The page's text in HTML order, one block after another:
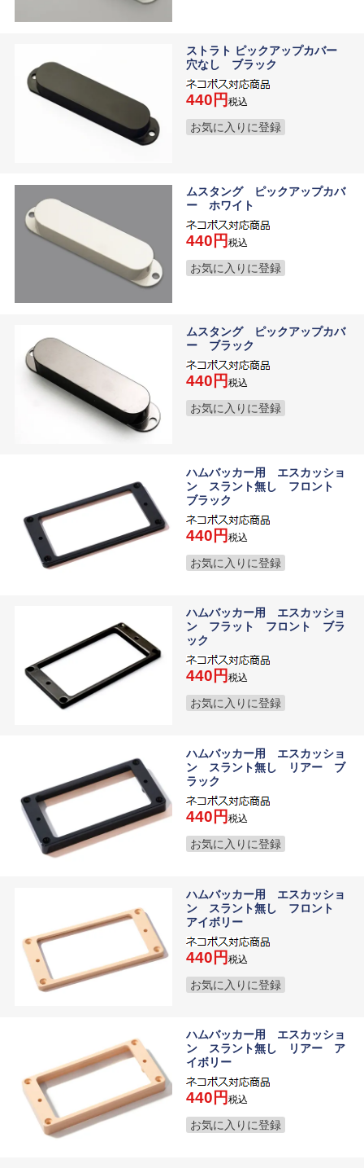
ストラト ピックアップカバー
穴なし ブラック
440 税込
お気に入りに登録
ムスタング ピックアップカバ
ー ホワイト
440 税込
お気に入りに登録
ムスタング ピックアップカバ
ー ブラック
440 税込
お気に入りに登録
ハムバッカー用 エスカッショ
ン スラント無し フロント
ブラック
440 税込
お気に入りに登録
ハムバッカー用 エスカッショ
ン フラット フロント ブラ
ック
440 税込
お気に入りに登録
ハムバッカー用 エスカッショ
ン スラント無し リアー ブ
ラック
440 税込
お気に入りに登録
ハムバッカー用 エスカッショ
ン スラント無し フロント
アイボリー
440 税込
お気に入りに登録
ハムバッカー用 エスカッショ
ン スラント無し リアー ア
イボリー
440 税込
お気に入りに登録